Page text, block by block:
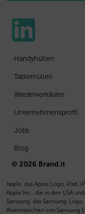
Handyhüllen
Tablethüllen
Wiederverkäufer
Unternehmensprofil
Jobs
Blog
© 2026 Brand.it
Apple, das Apple Logo, iPad,
Apple Inc., die in den USA
Samsung, das Samsung-
Warenzeichen von Samsung